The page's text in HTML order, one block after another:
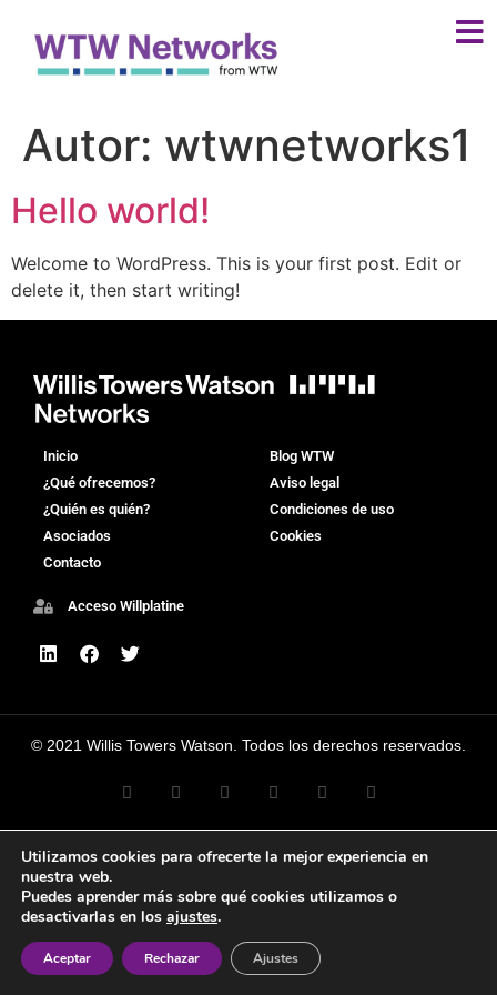
Autor: wtwnetworks1
Hello world!
Welcome to WordPress. This is your first post. Edit or
delete it, then start writing!
Inicio
¿Qué ofrecemos?
¿Quién es quién?
Asociados
Contacto
Blog WTW
Aviso legal
Condiciones de uso
Cookies
Acceso Willplatine
© 2021 Willis Towers Watson. Todos los derechos reservados.
Utilizamos cookies para ofrecerte la mejor experiencia en
nuestra web.
Puedes aprender más sobre qué cookies utilizamos o
desactivarlas en los ajustes.
Aceptar Rechazar Ajustes